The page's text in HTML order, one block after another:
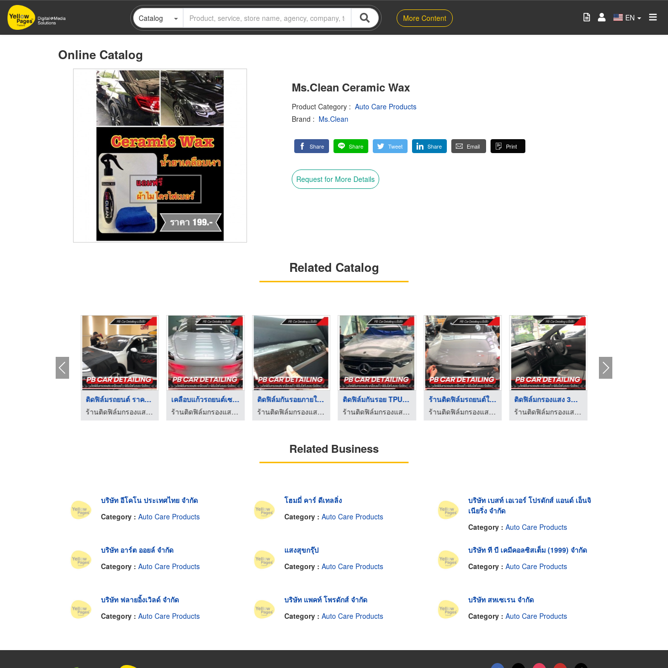
Skip
main
Catalog More Content EN
Online Catalog
Ms.Clean Ceramic Wax
Product Category : Auto Care Products
Brand : Ms.Clean
Share Share Tweet Share Email Print
Request for More Details
Related Catalog
ติดฟิล์มรถยนต์ ราคาถ ...
ร้านติดฟิล์มกรองแสง เคลือบแก้ว ฟิล์มใสกันรอย รังสิต
เคลือบแก้วรถยนต์เซรา ...
ร้านติดฟิล์มกรองแสง เคลือบแก้ว ฟิล์มใสกันรอย รังสิต
ติดฟิล์มกันรอยภายในร ...
ร้านติดฟิล์มกรองแสง เคลือบแก้ว ฟิล์มใสกันรอย รังสิต
ติดฟิล์มกันรอย TPU ร ...
ร้านติดฟิล์มกรองแสง เคลือบแก้ว ฟิล์มใสกันรอย รังสิต
ร้านติดฟิล์มรถยนต์ใก ...
ร้านติดฟิล์มกรองแสง เคลือบแก้ว ฟิล์มใสกันรอย รังสิต
ติดฟิล์มกรองแสง 3M C ...
ร้านติดฟิล์มกรองแสง เคลือบแก้ว ฟิล์มใสกันรอย รังสิต
Related Business
บริษัท อีโคโน ประเทศไทย จำกัด
Category : Auto Care Products
โฮมมี่ คาร์ ดีเทลลิ่ง
Category :Auto Care Products
บริษัท เบสท์ เอเวอร์ โปรดักส์ แอนด์ เอ็นจิ
เนียริ่ง จำกัด
Category : Auto Care Products
บริษัท อาร์ต ออยล์ จำกัด
Category : Auto Care Products
แสงสุขกรุ๊ป
Category :Auto Care Products
บริษัท ที บี เคมีคอลซิสเต็ม (1999) จำกัด
Category : Auto Care Products
บริษัท ฟลายอิ้งเวิลด์ จำกัด
Category : Auto Care Products
บริษัท แพคท์ โพรดักส์ จำกัด
Category :Auto Care Products
บริษัท สหเซเรน จำกัด
Category : Auto Care Products